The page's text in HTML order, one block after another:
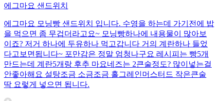
에그마요 샌드위치
에그마요 모닝빵 샌드위치 입니다. 수영을 하는데 가기전에 밥
을 먹으면 좀 무겁더라고요~ 모닝빵하나에 내용물이 많아보
이죠? 저거 하나에 두유하나 먹고갑니다 거의 계란하나 들었
다고보면됩니다~ 포만감은 정말 엄청나구요 레시피는 빵5개
만드는데 계란5개랑 후추 마요네즈는 2큰술정도? 많이넣는걸
안좋아해요 설탕조금 소금조금 홀그레인머스터드 작은큰술
딱 요렇게 넣으면 됩니다.